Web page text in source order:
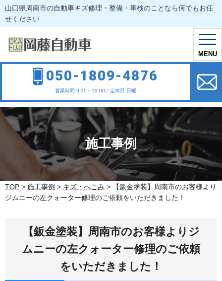
MENU
山口県周南市の自動車キズ修理・整備・車検のことなら何でもお任
せください
050-1809-4876
営業時間 9:30～19:00／定休日 日曜
施工事例
TOP > 施工事例 > キズ・へこみ >
【鈑金塗装】周南市のお客様より
ジムニーの左クォーター修理のご依頼をいただきました！
【鈑金塗装】周南市のお客様よりジ
ムニーの左クォーター修理のご依頼
をいただきました！